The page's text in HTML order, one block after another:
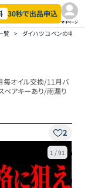
30秒で出品申込
マイページ
覧 > ダイハツ コペンの中古
毎オイル交換/11月バ
ペアキーあり/雨漏り
2
1 /91